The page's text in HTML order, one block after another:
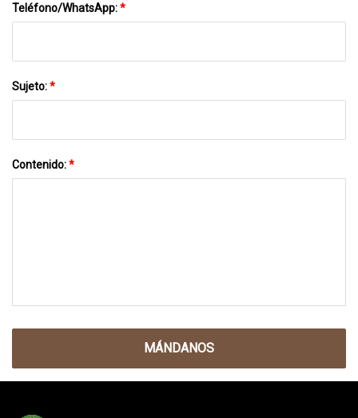
Teléfono/WhatsApp:*
Sujeto:*
Contenido:*
MÁNDANOS